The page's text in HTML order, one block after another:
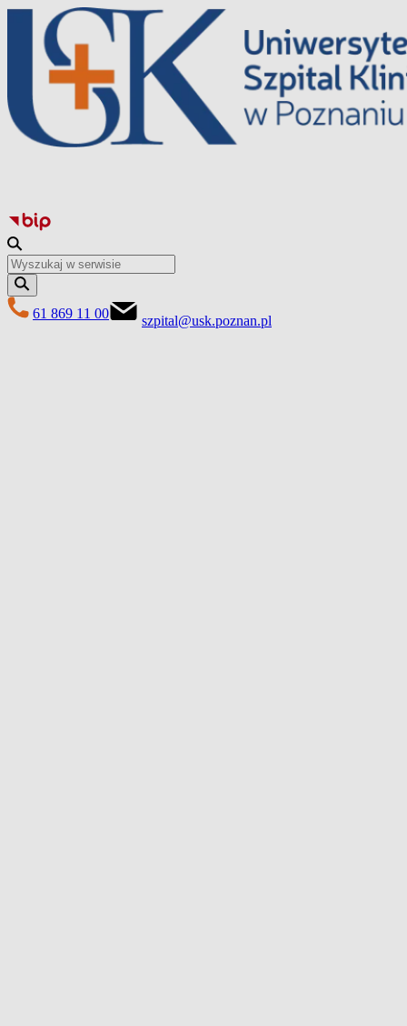
Перейти
вмісту
61 869 11 00 szpital@usk.poznan.pl